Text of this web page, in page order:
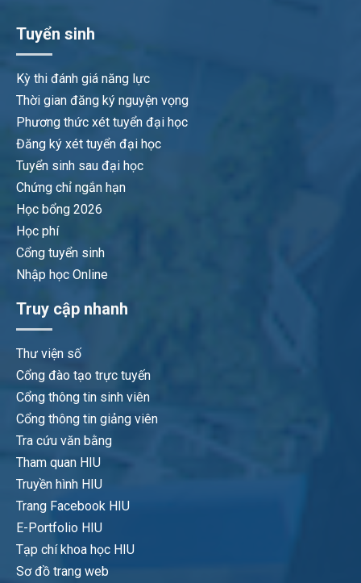
Tuyển sinh
Kỳ thi đánh giá năng lực
Thời gian đăng ký nguyện vọng
Phương thức xét tuyển đại học
Đăng ký xét tuyển đại học
Tuyển sinh sau đại học
Chứng chỉ ngắn hạn
Học bổng 2026
Học phí
Cổng tuyển sinh
Nhập học Online
Truy cập nhanh
Thư viện số
Cổng đào tạo trực tuyến
Cổng thông tin sinh viên
Cổng thông tin giảng viên
Tra cứu văn bằng
Tham quan HIU
Truyền hình HIU
Trang Facebook HIU
E-Portfolio HIU
Tạp chí khoa học HIU
Sơ đồ trang web